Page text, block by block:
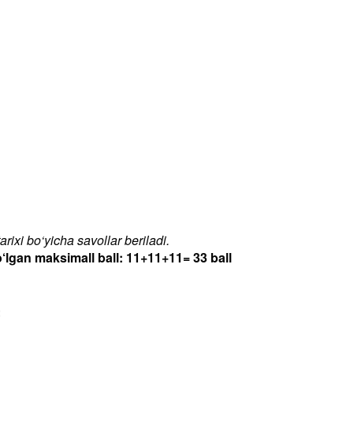
bo‘yicha savollar beriladi.
maksimall ball: 11+11+11= 33 ball